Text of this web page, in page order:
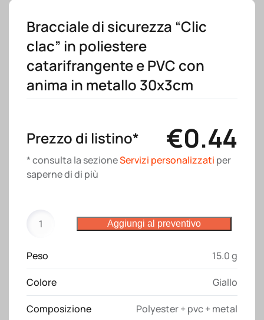
Bracciale di sicurezza “Clic
clac” in poliestere
catarifrangente e PVC con
anima in metallo 30x3cm
Prezzo di listino* €0.44
* consulta la sezioneServizi personalizzati per
saperne di di più
"Clic
clac"
in
catarifrangente
Aggiungi al preventivo
Peso 15.0 g
Colore Giallo
Composizione Polyester + pvc + metal